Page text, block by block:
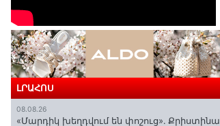
ԼՐԱՀՈՍ
08.08.26
«Մարդիկ խեղդվում են փոշուց»․ Քրիստինա